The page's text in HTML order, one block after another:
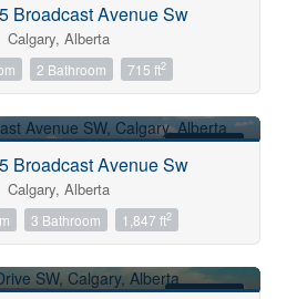
Search
Broadcast Avenue Sw
Calgary, Alberta
2 Bathroom 715 ft2
Broadcast Avenue Sw
Calgary, Alberta
3 Bathroom 1,847 ft2